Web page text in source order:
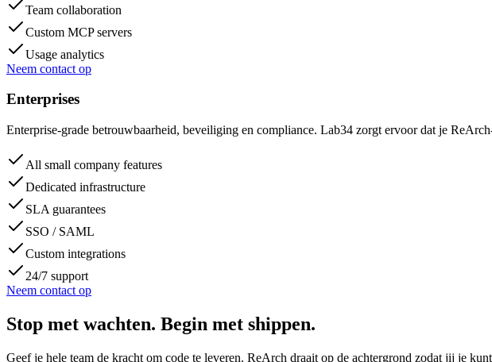
Team collaboration
Custom MCP servers
Usage analytics
Neem contact op
Enterprises
Enterprise-grade betrouwbaarheid, beveiliging en compliance. Lab34 zorgt ervoor dat je
All small company features
Dedicated infrastructure
SLA guarantees
SSO / SAML
Custom integrations
24/7 support
Neem contact op
Stop met wachten. Begin met shippen.
Geef je hele team de kracht om code te leveren. ReArch draait op de achtergrond zodat jij je